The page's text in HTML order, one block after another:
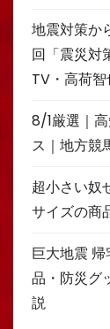
地震対策か
回「震災対
TV・高荷智
8/1厳選｜
ス｜地方競
超小さい奴
サイズの商
巨大地震
品・防災グ
説